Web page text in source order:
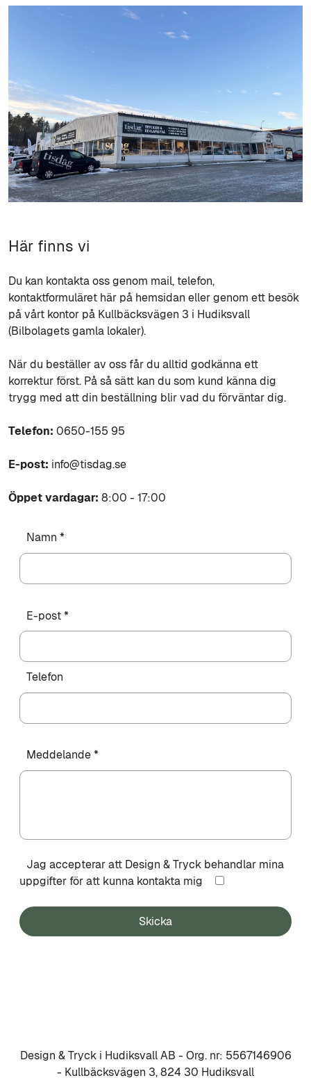
Här finns vi
Du kan kontakta oss genom mail, telefon,
kontaktformuläret här på hemsidan eller genom ett besök
på vårt kontor på Kullbäcksvägen 3 i Hudiksvall
(Bilbolagets gamla lokaler).
När du beställer av oss får du alltid godkänna ett
korrektur först. På så sätt kan du som kund känna dig
trygg med att din beställning blir vad du förväntar dig.
Telefon: 0650-155 95
E-post: info@tisdag.se
Öppet vardagar: 8:00 - 17:00
Namn *
E-post *
Telefon
Meddelande *
Jag accepterar att Design & Tryck behandlar mina
uppgifter för att kunna kontakta mig
Skicka
Design & Tryck i Hudiksvall AB - Org. nr: 5567146906
- Kullbäcksvägen 3, 824 30 Hudiksvall